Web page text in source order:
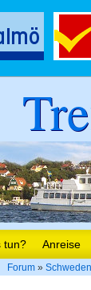
tun? Anreise
Forum »